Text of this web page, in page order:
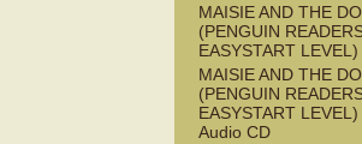
MAISIE AND THE
(PENGUIN
EASYSTART
MAISIE AND THE
(PENGUIN
EASYSTART
Audio CD